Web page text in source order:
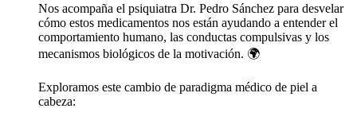
Nos acompaña el psiquiatra Dr. Pedro Sánchez para desvelar
cómo estos medicamentos nos están ayudando a entender el
comportamiento humano, las conductas compulsivas y los
mecanismos biológicos de la motivación. 🌍
Exploramos este cambio de paradigma médico de piel a
cabeza: